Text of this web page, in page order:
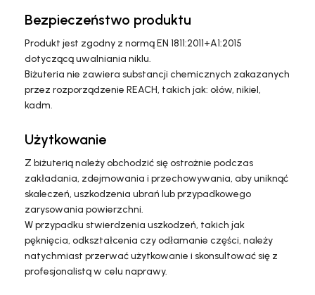
Bezpieczeństwo produktu
Produkt jest zgodny z normą EN 1811:2011+A1:2015
dotyczącą uwalniania niklu.
Biżuteria nie zawiera substancji chemicznych zakazanych
przez rozporządzenie REACH, takich jak: ołów, nikiel,
kadm.
Użytkowanie
Z biżuterią należy obchodzić się ostrożnie podczas
zakładania, zdejmowania i przechowywania, aby uniknąć
skaleczeń, uszkodzenia ubrań lub przypadkowego
zarysowania powierzchni.
W przypadku stwierdzenia uszkodzeń, takich jak
pęknięcia, odkształcenia czy odłamanie części, należy
natychmiast przerwać użytkowanie i skonsultować się z
profesjonalistą w celu naprawy.